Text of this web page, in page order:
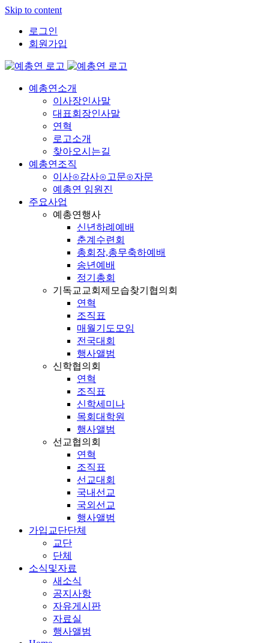
Skip to content
로그인
회원가입
예총연소개
이사장인사말
대표회장인사말
연혁
로고소개
찾아오시는길
예총연조직
이사⊙감사⊙고문⊙자문
예총연 임원진
주요사업
예총연행사
신년하례예배
춘계수련회
총회장,총무축하예배
송년예배
정기총회
기독교교회제모습찾기협의회
연혁
조직표
매월기도모임
전국대회
행사앨범
신학협의회
연혁
조직표
신학세미나
목회대학원
행사앨범
선교협의회
연혁
조직표
선교대회
국내선교
국외선교
행사앨범
가입교단단체
교단
단체
소식및자료
새소식
공지사항
자유게시판
자료실
행사앨범